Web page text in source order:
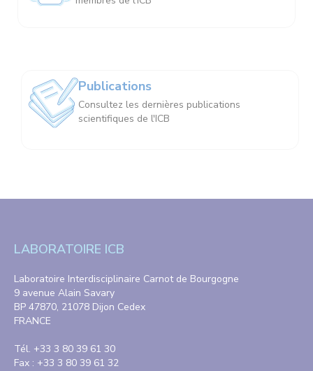
Publications
Consultez les dernières publications
scientifiques de l'ICB
LABORATOIRE ICB
Laboratoire Interdisciplinaire Carnot de Bourgogne
9 avenue Alain Savary
BP 47870, 21078 Dijon Cedex
FRANCE
Tél. +33 3 80 39 61 30
Fax : +33 3 80 39 61 32